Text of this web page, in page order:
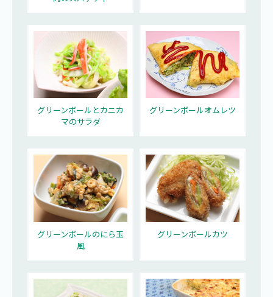
グリーンボールとカニカ
マのサラダ
グリーンボールオムレツ
グリーンボールのにら玉
風
グリーンボールカツ